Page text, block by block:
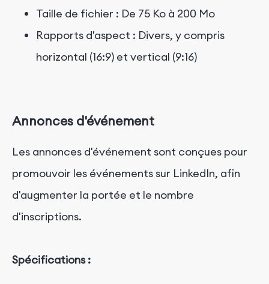
Taille de fichier : De 75 Ko à 200 Mo
Rapports d'aspect : Divers, y compris
horizontal (16:9) et vertical (9:16)
Annonces d'événement
Les annonces d'événement sont conçues pour
promouvoir les événements sur LinkedIn, afin
d'augmenter la portée et le nombre
d'inscriptions.
Spécifications :